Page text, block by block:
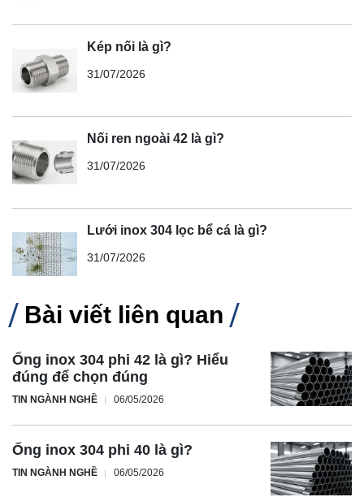
Kép nối là gì?
31/07/2026
Nối ren ngoài 42 là gì?
31/07/2026
Lưới inox 304 lọc bể cá là gì?
31/07/2026
Bài viết liên quan
Ống inox 304 phi 42 là gì? Hiểu
đúng để chọn đúng
TIN NGÀNH NGHỀ 06/05/2026
Ống inox 304 phi 40 là gì?
TIN NGÀNH NGHỀ 06/05/2026